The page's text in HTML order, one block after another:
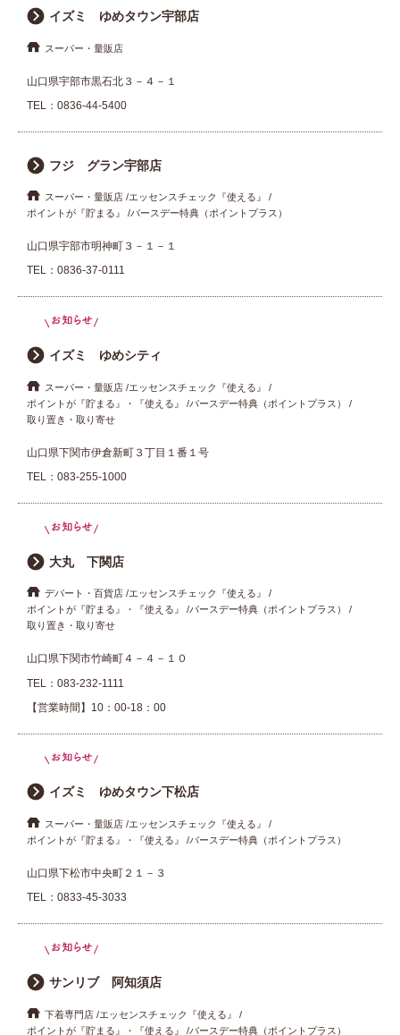
イズミ ゆめタウン宇部店
スーパー・量販店
山口県宇部市黒石北３－４－１
TEL： 0836-44-5400
フジ グラン宇部店
スーパー・量販店 エッセンスチェック『使える』
ポイントが『貯まる』
バースデー特典（ポイントプラス）
山口県宇部市明神町３－１－１
TEL： 0836-37-0111
イズミ ゆめシティ
スーパー・量販店 エッセンスチェック『使える』
ポイントが『貯まる』・『使える』
バースデー特典（ポイントプラス）
取り置き・取り寄せ
山口県下関市伊倉新町３丁目１番１号
TEL： 083-255-1000
大丸 下関店
デパート・百貨店 エッセンスチェック『使える』
ポイントが『貯まる』・『使える』
バースデー特典（ポイントプラス）
取り置き・取り寄せ
山口県下関市竹崎町４－４－１０
TEL： 083-232-1111
【営業時間】10：00-18：00
イズミ ゆめタウン下松店
スーパー・量販店 エッセンスチェック『使える』
ポイントが『貯まる』・『使える』
バースデー特典（ポイントプラス）
山口県下松市中央町２１－３
TEL： 0833-45-3033
サンリブ 阿知須店
下着専門店 エッセンスチェック『使える』
ポイントが『貯まる』・『使える』
バースデー特典（ポイントプラス）